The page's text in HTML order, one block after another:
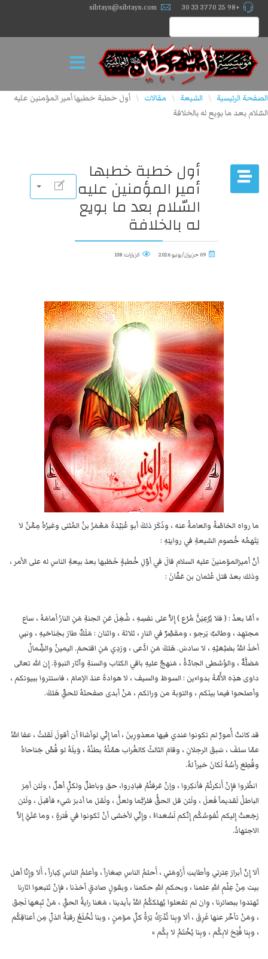
+98 25 3770 33 30
sibtayn@sibtayn.com
الصفحة الرئيسية \ الشيعة \ مقالات \ أول خطبة خطبها أمير المؤمنين عليه
السّلام بعد ما بويع له بالخلافة
أول خطبة خطبها
أمير المؤمنين عليه
السّلام بعد ما بويع
له بالخلافة
09 حزيران/يونيو 2026 الزيارات: 138
ما رواه الخاصّةً والعامةُ عنه ، وذَكَرَ ذلكَ أبو عُبَيْدَةَ مَعْمَرُ بنُ المُثنى وغيرُهُ مِمَّنْ لا
يَتَهمُه خُصوم الشيعةِ في روايتِهِ :
أنّ أميرَالمؤمنينَ علیه السلام قالَ في أوّلِ خُطبةٍ خَطَبها بعدَ بيعةِ الناسِ له على الأمر ،
وذلك بعدَ قتل عُثمان بن عَفّانَ :
« أمّا بعدُ : ( فلا يُرْعِيَنَّ مُرْع ) إِلاّ على نفسِهِ ، شُغِلَ عَنِ الجنةِ مَنِ النارُ أمامَهُ ، ساع
مجتهِد ، وطالبٌ يَرجو ، ومقصِّرٌ في النارِ ، ثلاثة ، واثنان : مَلَكٌ طارَ بجَناحَيهِ ، ونبي
أخذَ اللهُ بضبْعَيْهِ ، لا سادسَ. هَلكَ مَنِ ادَّعى ، ورَدِي مَنِ اقتحمَ. اليمينُ والشِّمالُ
مَضلَّةٌ ، والوُسْطى الجادّةُ ، مَنهجٌ عليهِ باقي الكتاب والسنةِ وآثار النبوةِ. إِن الله تعالى
داوى هذِه الأًمّةَ بدواءين : السوطَ والسيف ، لا هوادةَ عندَ الإمامَ ، فاستتروا ببيوتكم ،
وأصلحوا فيما بينَكم ، والتوبة من ورائكم ، مَنْ أبدى صفحتَهُ للحقِّ هَلكَ.
قد كانتْ أُمورٌ لم تكونوا عندي فيها معذورِينَ ، أما إِنّي لوأشاءُ أن أقولَ لَقلتُ ، عفا اللهُ
عمّا سلفَ ، سَبقَ الرجلانِ ، وقامَ الثالثً كالغُراب همّتُهُ بطنُهُ ، وَيلَهُ لو قُصَّ جَناحاهُ
وقُطِعَ رأسُهُ لَكانَ خيراً لهُ.
انظُروا فإِنْ أَنكرتُمْ فأنكِروا ، وإنْ عَرفتُمْ فبادِروا، حق وباطلٌ ولكلٍّ أهلٌ ، ولَئن أمِرَ
الباطلُ لَقديماً فَعلَ ، ولَئن قل الحقُّ فلرُبَّما ولعلَّ ، ولَقل ما أدبرَ شيء فأقبلَ ، ولَئن
رَجَعتْ إِليكم نُفوسُكُم إِنّكم لَسُعَداءُ ، وإِنّي لأخشى أنْ تَكونوا في فَترةٍ ، وما عَلَيَّ إِلاّ
الاجتهادُ.
ألا إِنّ أبرارَ عِترتي وأطايبَ أَرُومَتي ، أَحلمُ الناسِ صِغاراً ، وأعلمُ الناسِ كِباراً ، أَلا وإِنّا أهل
بيت مِنْ عِلْمِ اللهِ علمنا ، وبحكمِ اللهِ حكمنا ، وبقولٍ صادقٍ أخذنا ، فإِنْ تَتبعوا اثارنا
تَهتدوا ببصائرنا ، وِان لم تفعلوا يُهلككُمُ اللهُ بأيدينا ، مَعَنا رايةُ الحقِّ ، مَنْ تَبِعَها لَحِقَ
، ومَنْ تأخّر عنها غَرِقَ ، ألا وِبِنا تُدْرَكُ تِرَةُ كلِّ مؤمنٍ ، وبنا تُخْلَعُ رقبَةُ الذلِّ مِن أعناقِكُم
، وبِنا فُتِحَ لابِكُم ، وبِنا يُخْتَمُ لا بِكُم »